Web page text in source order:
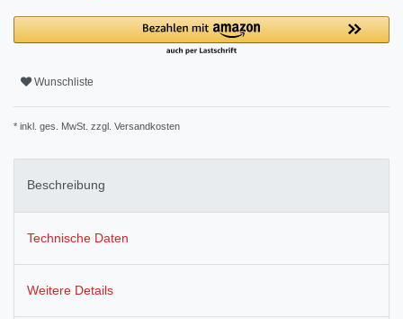
Wunschliste
* inkl. ges. MwSt. zzgl. Versandkosten
Beschreibung
Technische Daten
Weitere Details